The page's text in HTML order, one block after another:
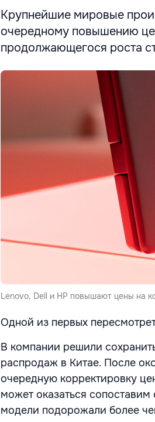
Крупнейшие мировые
очередному повышению
продолжающегося роста
Lenovo, Dell и HP повышают цены на
Одной из первых
В компании решили
распродаж в Китае. После
очередную корректировку
может оказаться
модели подорожали более